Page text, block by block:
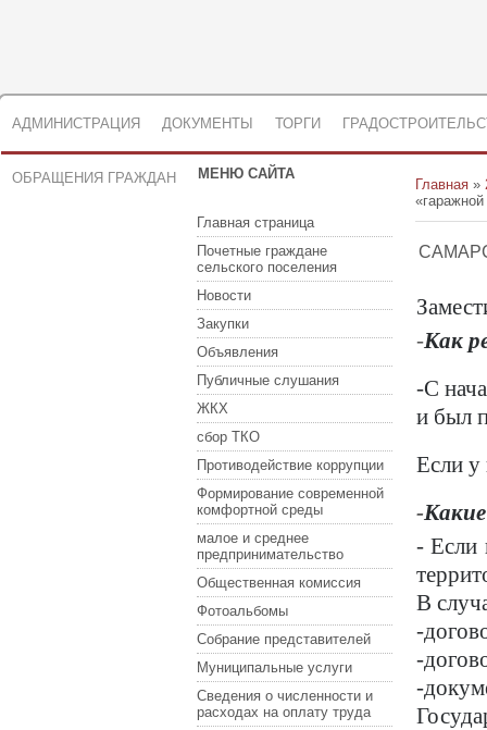
АДМИНИСТРАЦИЯ ДОКУМЕНТЫ ТОРГИ
ОБРАЩЕНИЯ ГРАЖДАН МЕНЮ САЙТА
Главная страница
Почетные граждане
сельского поселения
Новости
Закупки
Объявления
Публичные слушания
ЖКХ
сбор ТКО
Противодействие коррупции
Формирование современной
комфортной среды
малое и среднее
предпринимательство
Общественная комиссия
Фотоальбомы
Собрание представителей
Муниципальные услуги
Сведения о численности и
расходах на оплату труда
Главная »
-Как
-С
и был
Если у
-
- Если
В
-
-
-